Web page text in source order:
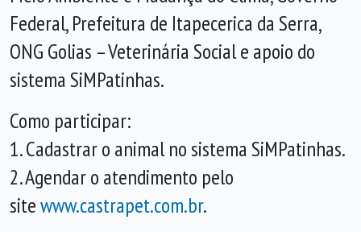
Federal, Prefeitura de Itapecerica da Serra,
ONG Golias – Veterinária Social e apoio do
sistema SiMPatinhas.
Como participar:
1. Cadastrar o animal no sistema SiMPatinhas.
2. Agendar o atendimento pelo
sitewww.castrapet.com.br.